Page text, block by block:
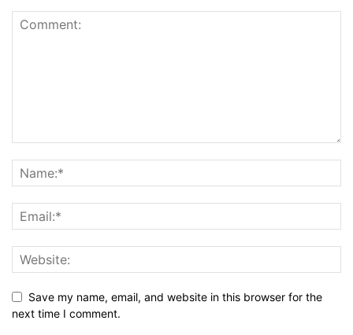
Save my name, email, and website in this browser for the
next time I comment.